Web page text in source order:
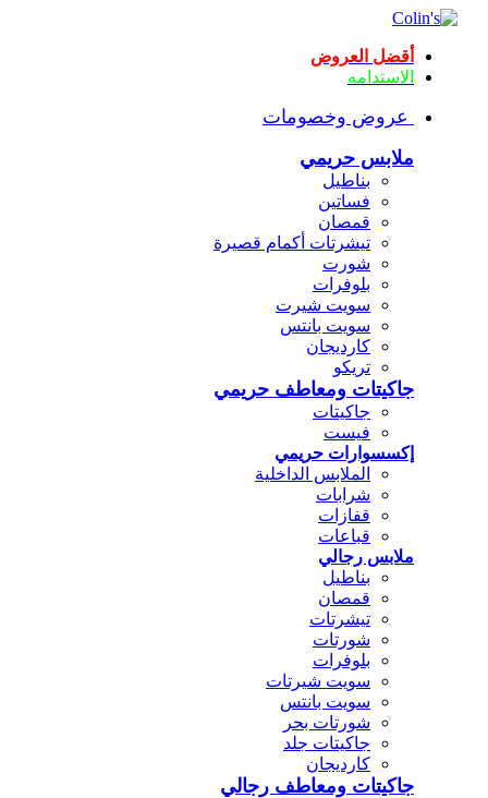
أقضل العروض
الاستدامه
عروض وخصومات
ملابس حريمي
بناطيل
فساتين
قمصان
تيشرتات أكمام قصيرة
شورت
بلوفرات
سويت شيرت
سويت بانتس
كارديجان
تريكو
جاكيتات ومعاطف حريمي
جاكيتات
فيست
إكسسوارات حريمي
الملابس الداخلية
شرابات
قفازات
قباعات
ملابس رجالي
بناطيل
قمصان
تيشرتات
شورتات
بلوفرات
سويت شيرتات
سويت بانتس
شورتات بحر
جاكيتات جلد
كارديجان
جاكيتات ومعاطف رجالي